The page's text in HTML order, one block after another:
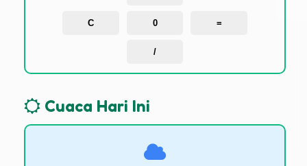
C 0 =
/
Cuaca Hari Ini